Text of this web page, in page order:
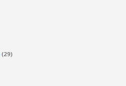
(29)